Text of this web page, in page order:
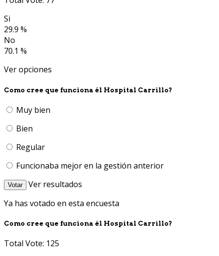
Si
29.9 %
No
70.1 %
Ver opciones
Como cree que funciona él Hospital Carrillo?
Muy bien
Bien
Regular
Funcionaba mejor en la gestión anterior
Votar
Ver resultados
Ya has votado en esta encuesta
Como cree que funciona él Hospital Carrillo?
Total Vote: 125